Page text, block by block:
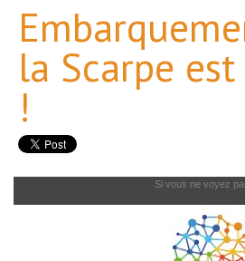
la Scarpe
!
Si vous ne voyez